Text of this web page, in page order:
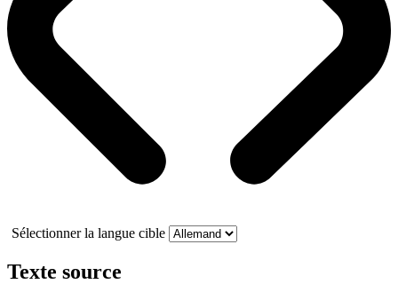
Sélectionner la langue cible
Texte source